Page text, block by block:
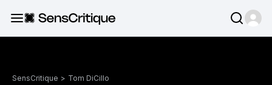
SensCritique > Tom DiCillo